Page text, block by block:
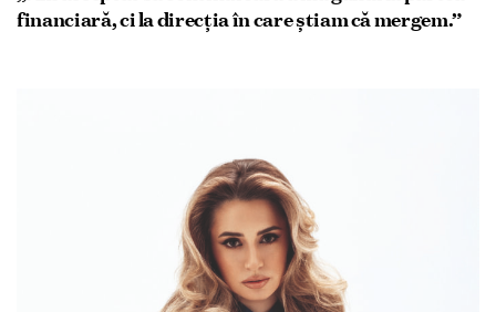
financiară, ci la direcția în care știam că mergem.”